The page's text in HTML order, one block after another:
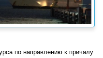
по направлению к причалу